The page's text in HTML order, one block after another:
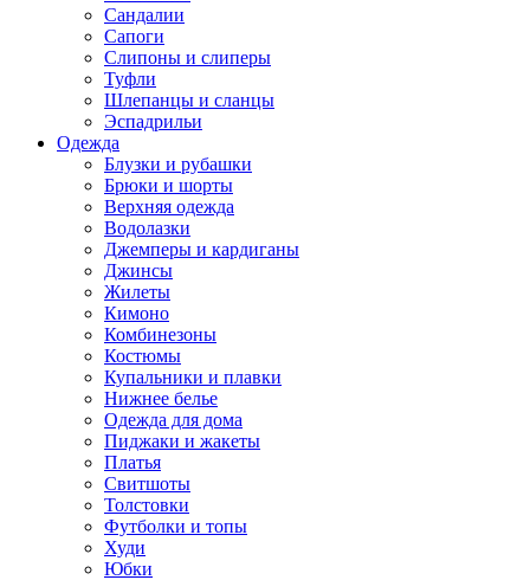
Сандалии
Сапоги
Слипоны и слиперы
Туфли
Шлепанцы и сланцы
Эспадрильи
Одежда
Блузки и рубашки
Брюки и шорты
Верхняя одежда
Водолазки
Джемперы и кардиганы
Джинсы
Жилеты
Кимоно
Комбинезоны
Костюмы
Купальники и плавки
Нижнее белье
Одежда для дома
Пиджаки и жакеты
Платья
Свитшоты
Толстовки
Футболки и топы
Худи
Юбки